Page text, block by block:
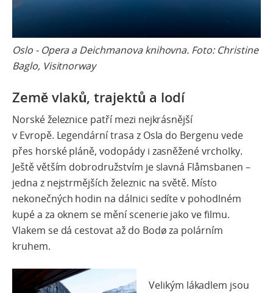
Oslo - Opera a Deichmanova knihovna. Foto: Christine
Baglo, Visitnorway
Země vlaků, trajektů a lodí
Norské železnice patří mezi nejkrásnější
v Evropě. Legendární trasa z Osla do Bergenu vede
přes horské pláně, vodopády i zasněžené vrcholky.
Ještě větším dobrodružstvím je slavná Flåmsbanen –
jedna z nejstrmějších železnic na světě. Místo
nekonečných hodin na dálnici sedíte v pohodlném
kupé a za oknem se mění scenerie jako ve filmu.
Vlakem se dá cestovat až do Bodø za polárním
kruhem.
Velikým lákadlem jsou